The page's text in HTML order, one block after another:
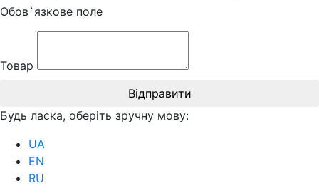
Обов`язкове поле
Товар
Відправити
Будь ласка, оберіть зручну мову:
UA
EN
RU